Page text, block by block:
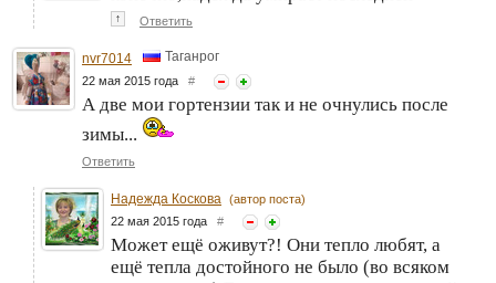
↑ Ответить
nvr7014 Таганрог
22 мая 2015 года #
А две мои гортензии так и не очнулись после
зимы...
Ответить
Надежда Коскова (автор поста)
22 мая 2015 года #
Может ещё оживут?! Они тепло любят, а
ещё тепла достойного не было (во всяком